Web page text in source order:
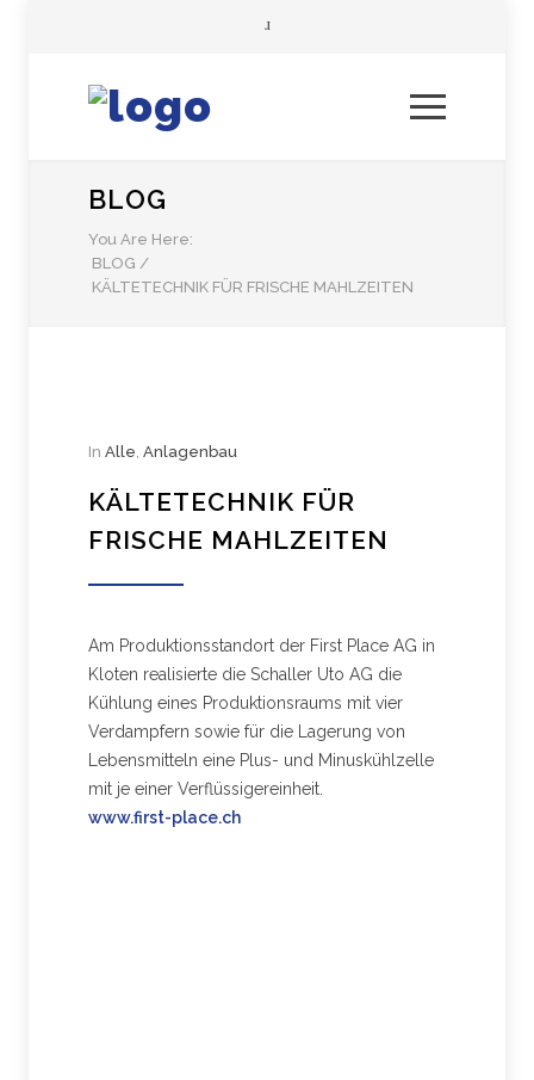
BLOG
You Are Here:
BLOG /
KÄLTETECHNIK FÜR FRISCHE MAHLZEITEN
In Alle, Anlagenbau
KÄLTETECHNIK FÜR
FRISCHE MAHLZEITEN
Am Produktionsstandort der First Place AG in
Kloten realisierte die Schaller Uto AG die
Kühlung eines Produktionsraums mit vier
Verdampfern sowie für die Lagerung von
Lebensmitteln eine Plus- und Minuskühlzelle
mit je einer Verflüssigereinheit.
www.first-place.ch